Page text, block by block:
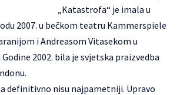
„Katastrofa“ je imala u
2007. u bečkom teatru Kammerspiele
i Andreasom Vitasekom u
2002. bila je svjetska praizvedba
definitivno nisu najpametniji. Upravo